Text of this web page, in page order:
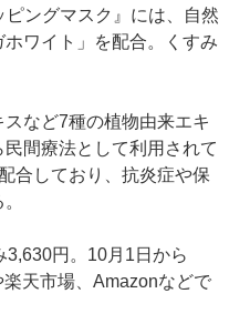
ピングマスク』には、自然
ワイト」を配合。くすみ
など7種の植物由来エキ
間療法として利用されて
合しており、抗炎症や保
円。10月1日から
天市場、Amazonなどで